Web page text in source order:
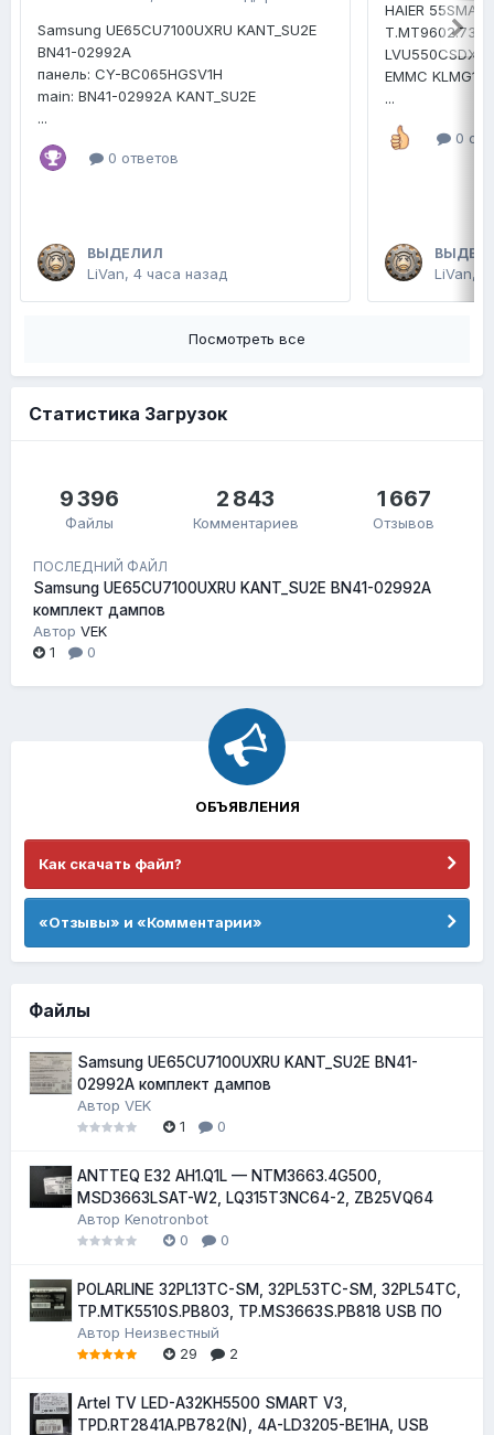
Samsung UE65CU7100UXRU KANT_SU2E
BN41-02992A
панель: CY-BC065HGSV1H
main: BN41-02992A KANT_SU2E
...
0 ответов
ВЫДЕЛИЛ
LiVan, 4 часа назад
HAIER
T.MT9602.731
LVU550CSDX
EMMC
...
0
LiVan,
Посмотреть все
Статистика Загрузок
9 396
Файлы
2 843
Комментариев
1 667
Отзывов
ПОСЛЕДНИЙ ФАЙЛ
Samsung UE65CU7100UXRU KANT_SU2E BN41-02992A
комплект дампов
Автор VEK
1
0
ОБЪЯВЛЕНИЯ
Как скачать файл?
«Отзывы» и «Комментарии»
Файлы
Samsung UE65CU7100UXRU KANT_SU2E BN41-
02992A комплект дампов
Автор VEK
1
0
ANTTEQ E32 AH1.Q1L — NTM3663.4G500,
MSD3663LSAT-W2, LQ315T3NC64-2, ZB25VQ64
Автор Kenotronbot
0
0
POLARLINE 32PL13TC-SM, 32PL53TC-SM, 32PL54TC,
TP.MTK5510S.PB803, TP.MS3663S.PB818 USB ПО
Автор Неизвестный
29
2
Artel TV LED-A32KH5500 SMART V3,
TPD.RT2841A.PB782(N), 4A-LD3205-BE1HA, USB